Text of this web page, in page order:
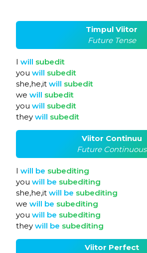
Timpul Viitor
Future Tense
I will subedit
you will subedit
she,he,it will subedit
we will subedit
you will subedit
they will subedit
Viitor Continuu
Future Continuous
I will be subediting
you will be subediting
she,he,it will be subediting
we will be subediting
you will be subediting
they will be subediting
Viitor Perfect